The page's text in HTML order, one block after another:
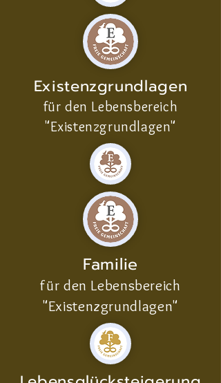
Existenzgrundlagen
für den Lebensbereich
"Existenzgrundlagen"
Familie
für den Lebensbereich
"Existenzgrundlagen"